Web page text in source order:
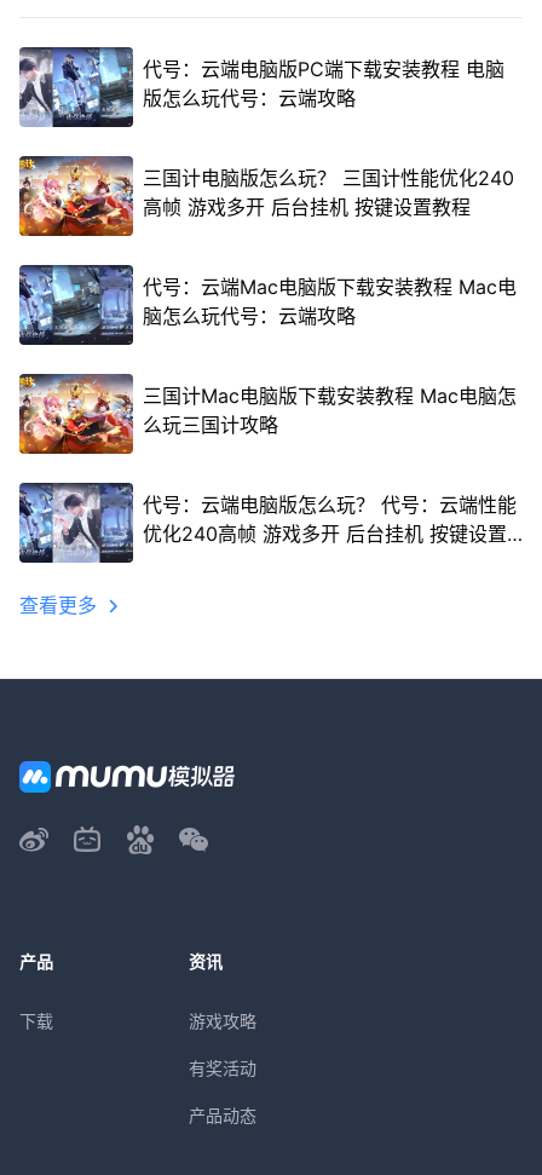
代号：云端电脑版PC端下载安装教程 电脑
版怎么玩代号：云端攻略
三国计电脑版怎么玩？ 三国计性能优化240
高帧 游戏多开 后台挂机 按键设置教程
代号：云端Mac电脑版下载安装教程 Mac电
脑怎么玩代号：云端攻略
三国计Mac电脑版下载安装教程 Mac电脑怎
么玩三国计攻略
代号：云端电脑版怎么玩？ 代号：云端性能
优化240高帧 游戏多开 后台挂机 按键设置
查看更多
产品
下载
资讯
游戏攻略
有奖活动
产品动态